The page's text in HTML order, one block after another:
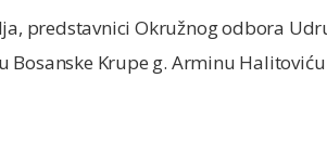
predstavnici Okružnog odbora
Bosanske Krupe g. Arminu